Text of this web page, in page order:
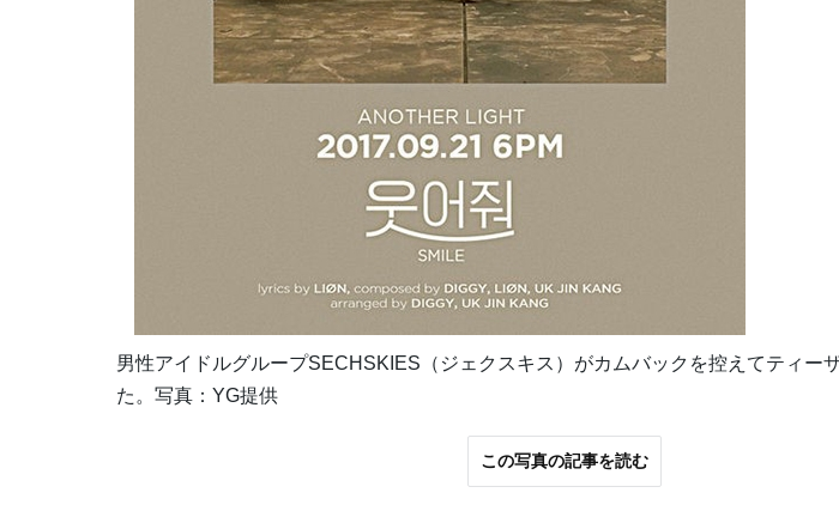
男性アイドルグループSECHSKIES（ジェクスキス）がカムバックを控えてティー
た。写真：YG提供
この写真の記事を読む